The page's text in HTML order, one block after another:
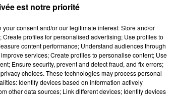
est notre priorité
consent and/or our legitimate interest: Store and/or
profiles for personalised advertising; Use profiles to
content performance; Understand audiences through
services; Create profiles to personalise content; Use
Ensure security, prevent and detect fraud, and fix errors;
choices. These technologies may process personal
Identify devices based on information actively
other data sources; Link different devices; Identify devices